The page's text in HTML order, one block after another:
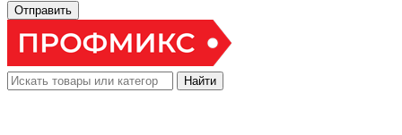
Отправить
Найти